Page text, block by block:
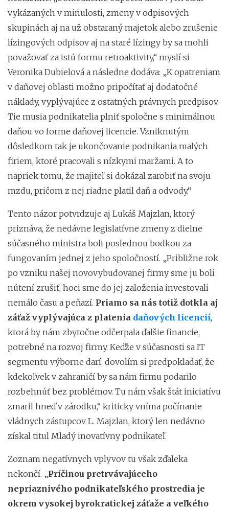
vykázaných v minulosti, zmeny v odpisových
skupinách aj na už obstaraný majetok alebo zrušenie
lízingových odpisov aj na staré lízingy by sa mohli
považovať za istú formu retroaktivity,“ myslí si
Veronika Dubielová a následne dodáva: „K opatreniam
v daňovej oblasti možno pripočítať aj dodatočné
náklady, vyplývajúce z ostatných právnych predpisov.
Tie musia podnikatelia plniť spoločne s minimálnou
daňou vo forme daňovej licencie. Vzniknutým
dôsledkom tak je ukončovanie podnikania malých
firiem, ktoré pracovali s nízkymi maržami. A to
napriek tomu, že majiteľ si dokázal zarobiť na svoju
mzdu, pričom z nej riadne platil daň a odvody.“
Tento názor potvrdzuje aj Lukáš Majzlan, ktorý
priznáva, že nedávne legislatívne zmeny z dielne
súčasného ministra boli poslednou bodkou za
fungovaním jednej z jeho spoločností. „Približne rok
po vzniku našej novovybudovanej firmy sme ju boli
nútení zrušiť, hoci sme do jej založenia investovali
nemálo času a peňazí. Priamo sa nás totiž dotkla aj
záťaž vyplývajúca z platenia daňových licencií,
ktorá by nám zbytočne odčerpala ďalšie financie,
potrebné na rozvoj firmy. Keďže v súčasnosti sa IT
segmentu výborne darí, dovolím si predpokladať, že
kdekoľvek v zahraničí by sa nám firmu podarilo
rozbehnúť bez problémov. Tu nám však štát iniciatívu
zmaril hneď v zárodku,“ kriticky vníma počínanie
vládnych zástupcov L. Majzlan, ktorý len nedávno
získal titul Mladý inovatívny podnikateľ.
Zoznam negatívnych vplyvov tu však zďaleka
nekončí. „Príčinou pretrvávajúceho
nepriaznivého podnikateľského prostredia je
okrem vysokej byrokratickej záťaže a veľkého